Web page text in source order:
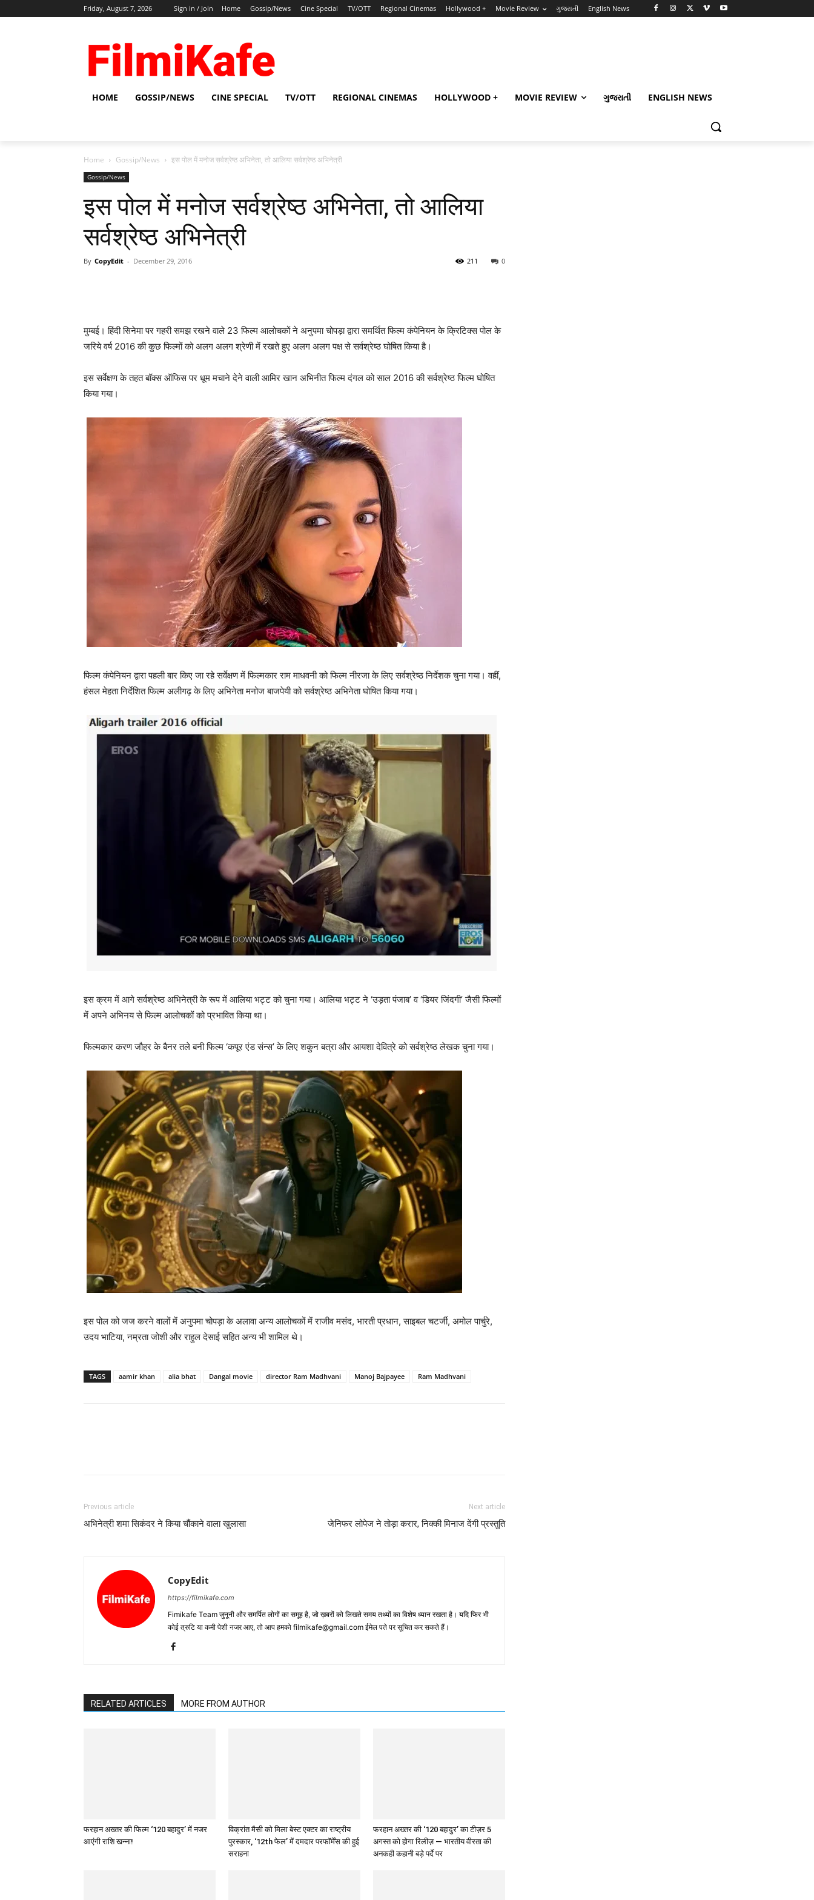
Friday, August 7, 2026 Sign in / Join Home Gossip/News Cine Special TV/OTT Regional Cinemas Hollywood + Movie Review ગુજરાતી English News
HOME GOSSIP/NEWS CINE SPECIAL TV/OTT REGIONAL CINEMAS HOLLYWOOD + MOVIE REVIEW ગુજરાતી ENGLISH NEWS
Home Gossip/News इस पोल में मनोज सर्वश्रेष्‍ठ अभिनेता, तो आलिया सर्वश्रेष्‍ठ अभिनेत्री
Gossip/News
इस पोल में मनोज सर्वश्रेष्‍ठ अभिनेता, तो आलिया
सर्वश्रेष्‍ठ अभिनेत्री
By CopyEdit - December 29, 2016 0
211
मुम्‍बई। हिंदी सिनेमा पर गहरी समझ रखने वाले 23 फिल्‍म आलोचकों ने अनुपमा चोपड़ा द्वारा समर्थित फिल्म कंपेनियन के क्रिटिक्स पोल के
जरिये वर्ष 2016 की कुछ फिल्‍मों को अलग अलग श्रेणी में रखते हुए अलग अलग पक्ष से सर्वश्रेष्‍ठ घोषित किया है।
इस सर्वेक्षण के तहत बॉक्‍स ऑफिस पर धूम मचाने देने वाली आमिर खान अभिनीत फिल्‍म दंगल को साल 2016 की सर्वश्रेष्ठ फिल्म घोषित
किया गया।
फिल्म कंपेनियन द्वारा पहली बार किए जा रहे सर्वेक्षण में फिल्‍मकार राम माधवनी को फिल्‍म नीरजा के लिए सर्वश्रेष्ठ निर्देशक चुना गया। वहीं,
हंसल मेहता निर्देशित फिल्‍म अलीगढ़ के लिए अभिनेता मनोज बाजपेयी को सर्वश्रेष्‍ठ अभिनेता घोषित किया गया।
इस क्रम में आगे सर्वश्रेष्‍ठ अभिनेत्री के रूप में आलिया भट्ट को चुना गया। आलिया भट्ट ने ‘उड़ता पंजाब’ व ‘डियर जिंदगी’ जैसी फिल्मों
में अपने अभिनय से फिल्‍म आलोचकों को प्रभावित किया था।
फिल्‍मकार करण जौहर के बैनर तले बनी फिल्‍म ‘कपूर एंड संन्स’ के लिए शकुन बत्रा और आयशा देवित्रे को सर्वश्रेष्ठ लेखक चुना गया।
इस पोल को जज करने वालों में अनुपमा चोपड़ा के अलावा अन्य आलोचकों में राजीव मसंद, भारती प्रधान, साइबल चटर्जी, अमोल पार्चुरे,
उदय भाटिया, नम्रता जोशी और राहुल देसाई सहित अन्य भी शामिल थे।
TAGS aamir khan alia bhat Dangal movie director Ram Madhvani Manoj Bajpayee Ram Madhvani
Previous article
अभिनेत्री शमा सिकंदर ने किया चौंकाने वाला खुलासा
Next article
जेनिफर लोपेज ने तोड़ा करार, निक्‍की मिनाज देंगी प्रस्‍तुति
CopyEdit
https://filmikafe.com
Fimikafe Team जुनूनी और समर्पित लोगों का समूह है, जो ख़बरों को लिखते समय तथ्‍यों का विशेष ध्‍यान रखता है। यदि फिर भी
कोई त्रुटि या कमी पेशी नजर आए, तो आप हमको filmikafe@gmail.com ईमेल पते पर सूचित कर सकते हैं।
RELATED ARTICLES MORE FROM AUTHOR
फरहान अख्तर की फिल्म ‘120 बहादुर’ में नजर
आएंगी राशि खन्ना!
विक्रांत मैसी को मिला बेस्ट एक्टर का राष्ट्रीय
पुरस्कार, ‘12th फेल’ में दमदार परफॉर्मेंस की हुई
सराहना
फरहान अख्तर की ‘120 बहादुर’ का टीज़र 5
अगस्त को होगा रिलीज़ — भारतीय वीरता की
अनकही कहानी बड़े पर्दे पर